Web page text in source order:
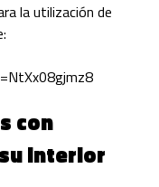
la utilización de
con
interior